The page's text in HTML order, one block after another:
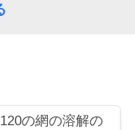
の網の溶解の